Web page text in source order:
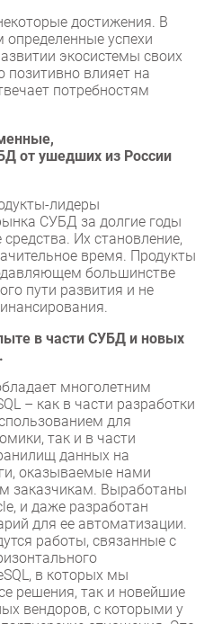
достижения. В
успехи
экосистемы своих
позитивно влияет на
потребностям
от ушедших из России
лидеры
СУБД за долгие годы
Их становление,
время. Продукты
большинстве
пути развития и не
в части СУБД и новых
многолетним
– как в части разработки
для
так и в части
данных на
оказываемые нами
заказчикам. Выработаны
и даже разработан
для ее автоматизации.
работы, связанные с
в которых мы
решения, так и новейшие
вендоров, с которыми у